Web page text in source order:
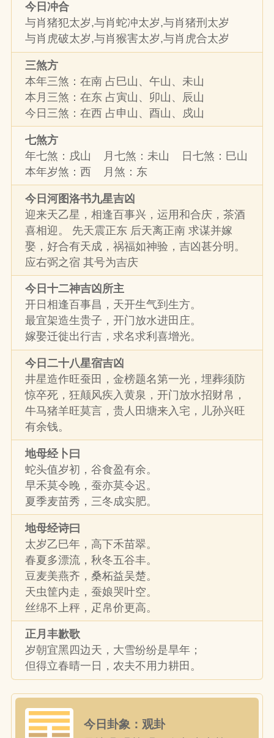
今日冲合
与肖猪犯太岁,与肖蛇冲太岁,与肖猪刑太岁
与肖虎破太岁,与肖猴害太岁,与肖虎合太岁
三煞方
本年三煞：在南 占巳山、午山、未山
本月三煞：在东 占寅山、卯山、辰山
今日三煞：在西 占申山、酉山、戍山
七煞方
年七煞：戌山 月七煞：未山 日七煞：巳山
本年岁煞：西 月煞：东
今日河图洛书九星吉凶
迎来天乙星，相逢百事兴，运用和合庆，茶酒
喜相迎。 先天震正东 后天离正南 求谋并嫁
娶，好合有天成，祸福如神验，吉凶甚分明。
应右弼之宿 其号为吉庆
今日十二神吉凶所主
开日相逢百事昌，天开生气到生方。
最宜架造生贵子，开门放水进田庄。
嫁娶迁徙出行吉，求名求利喜增光。
今日二十八星宿吉凶
井星造作旺蚕田，金榜题名第一光，埋葬须防
惊卒死，狂颠风疾入黄泉，开门放水招财帛，
牛马猪羊旺莫言，贵人田塘来入宅，儿孙兴旺
有余钱。
地母经卜曰
蛇头值岁初，谷食盈有余。
早禾莫令晚，蚕亦莫令迟。
夏季麦苗秀，三冬成实肥。
地母经诗曰
太岁乙巳年，高下禾苗翠。
春夏多漂流，秋冬五谷丰。
豆麦美燕齐，桑柘益吴楚。
天虫筐内走，蚕娘哭叶空。
丝绵不上秤，疋帛价更高。
正月丰歉歌
岁朝宜黑四边天，大雪纷纷是旱年；
但得立春晴一日，农夫不用力耕田。
今日卦象：观卦